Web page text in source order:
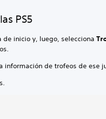
PS5
de inicio y, luego, selecciona
información de trofeos de ese